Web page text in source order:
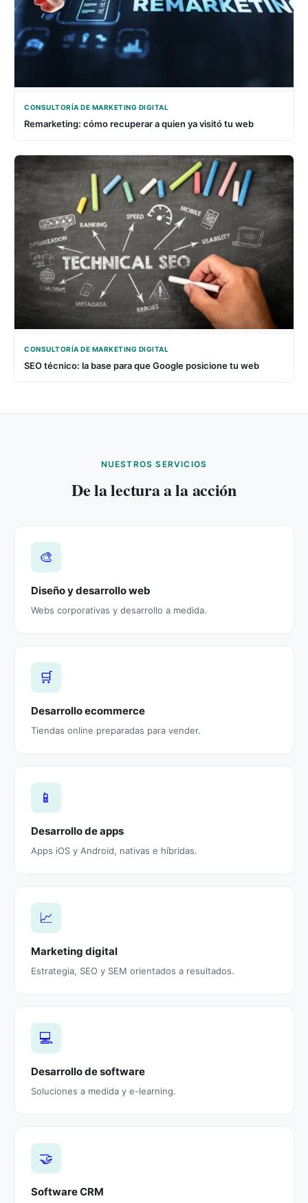
CONSULTORÍA DE MARKETING DIGITAL
Remarketing: cómo recuperar a quien ya visitó tu web
CONSULTORÍA DE MARKETING DIGITAL
SEO técnico: la base para que Google posicione tu web
NUESTROS SERVICIOS
De la lectura a la acción
🎨
Diseño y desarrollo web
Webs corporativas y desarrollo a medida.
🛒
Desarrollo ecommerce
Tiendas online preparadas para vender.
📱
Desarrollo de apps
Apps iOS y Android, nativas e híbridas.
📈
Marketing digital
Estrategia, SEO y SEM orientados a resultados.
💻
Desarrollo de software
Soluciones a medida y e-learning.
🤝
Software CRM